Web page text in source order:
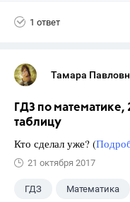
1 ответ
Тамара
ГДЗ по
таблицу
Кто сделал уже? (
21 октября 2017
ГДЗ Математика